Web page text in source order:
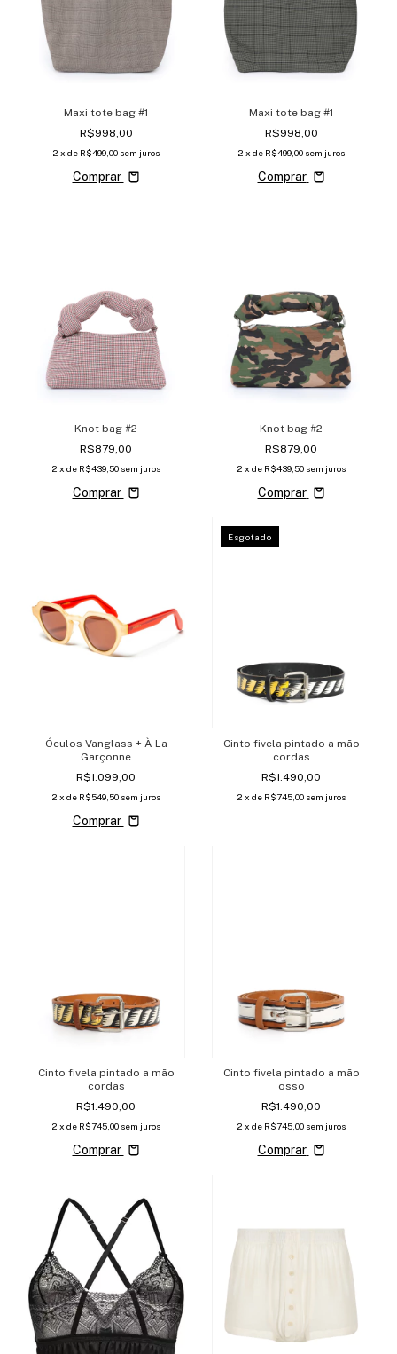
Maxi tote bag #1
R$998,00
2 x de R$499,00 sem juros
Comprar
Maxi tote bag #1
R$998,00
2 x de R$499,00 sem juros
Comprar
Knot bag #2
R$879,00
2 x de R$439,50 sem juros
Comprar
Knot bag #2
R$879,00
2 x de R$439,50 sem juros
Comprar
Óculos Vanglass + À La
Garçonne
R$1.099,00
2 x de R$549,50 sem juros
Comprar
Esgotado
Cinto fivela pintado a mão
cordas
R$1.490,00
2 x de R$745,00 sem juros
Cinto fivela pintado a mão
cordas
R$1.490,00
2 x de R$745,00 sem juros
Comprar
Cinto fivela pintado a mão
osso
R$1.490,00
2 x de R$745,00 sem juros
Comprar